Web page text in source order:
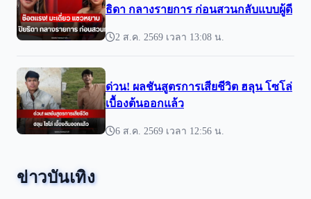
ธิดา กลางรายการ ก่อนสวนกลับแบบผู้ดี
2 ส.ค. 2569 เวลา 13:08 น.
ด่วน! ผลชันสูตรการเสียชีวิต ฮลุน โซโล่
เบื้องต้นออกแล้ว
6 ส.ค. 2569 เวลา 12:56 น.
ข่าวบันเทิง